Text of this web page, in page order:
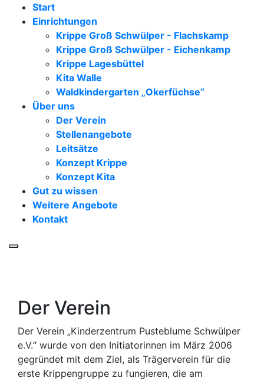
Kinderzentrum Pusteblume e.V.
Start
Einrichtungen
Krippe Groß Schwülper - Flachskamp
Krippe Groß Schwülper - Eichenkamp
Krippe Lagesbüttel
Kita Walle
Waldkindergarten „Okerfüchse“
Über uns
Der Verein
Stellenangebote
Leitsätze
Konzept Krippe
Konzept Kita
Gut zu wissen
Weitere Angebote
Kontakt
Der Verein
Der Verein „Kinderzentrum Pusteblume Schwülper
e.V.“ wurde von den Initiatorinnen im März 2006
gegründet mit dem Ziel, als Trägerverein für die
erste Krippengruppe zu fungieren, die am